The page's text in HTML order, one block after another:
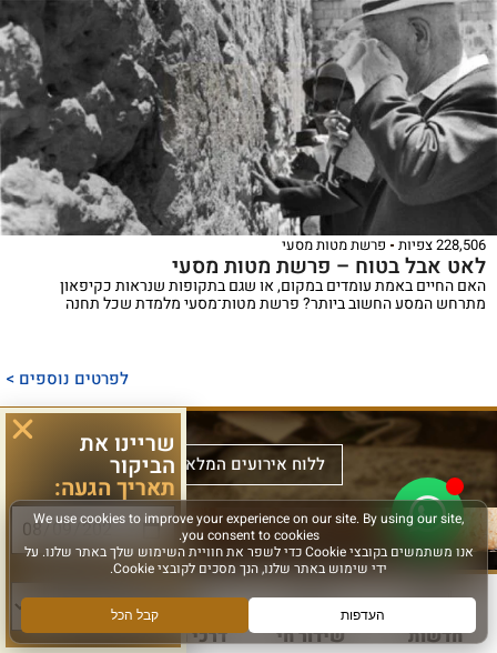
228,506 צפיות פרשת מטות מסעי
לאט אבל בטוח – פרשת מטות מסעי
האם החיים באמת עומדים במקום, או שגם בתקופות שנראות כקיפאון
מתרחש המסע החשוב ביותר? פרשת מטות־מסעי מלמדת שכל תחנה
לפרטים נוספים >
ללוח אירועים המלא >
לראשונה,
מכלול
הדינים
והמנהגים
לכותל
באמצעות
תמונות
וציורים
אלבום
אלבומי
מפואר
המשחזר
את
מראה
על
מעוצב
חדשות שידור חי דרכי הגעה עוד
שריינו את
הביקור
תאריך הגעה:
סוג פעילות: